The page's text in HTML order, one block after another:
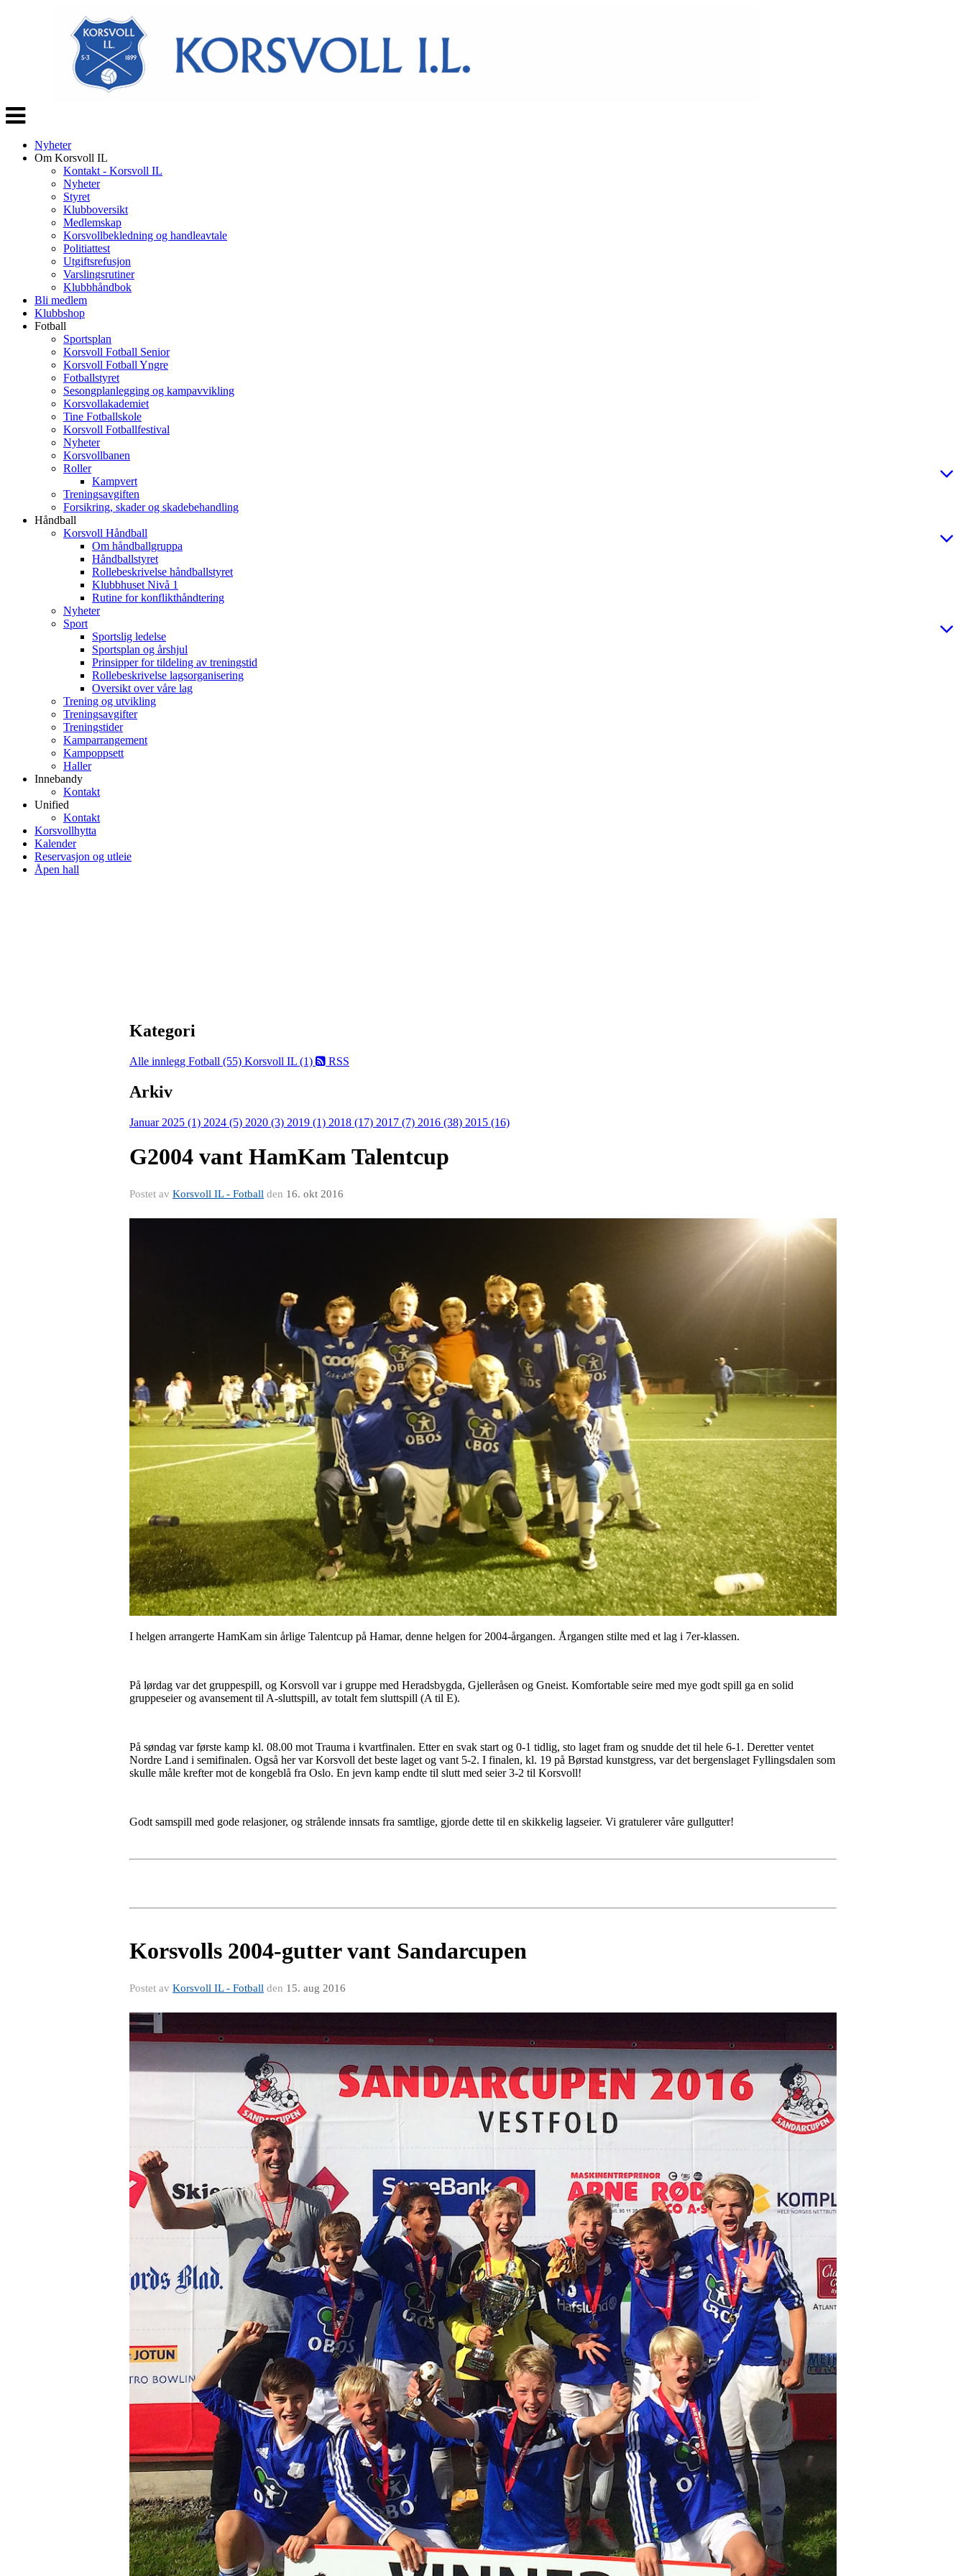
Veksle
navigasjon
Nyheter
Om Korsvoll IL
Kontakt - Korsvoll IL
Nyheter
Styret
Klubboversikt
Medlemskap
Korsvollbekledning og handleavtale
Politiattest
Utgiftsrefusjon
Varslingsrutiner
Klubbhåndbok
Bli medlem
Klubbshop
Fotball
Sportsplan
Korsvoll Fotball Senior
Korsvoll Fotball Yngre
Fotballstyret
Sesongplanlegging og kampavvikling
Korsvollakademiet
Tine Fotballskole
Korsvoll Fotballfestival
Nyheter
Korsvollbanen
Roller
Kampvert
Treningsavgiften
Forsikring, skader og skadebehandling
Håndball
Korsvoll Håndball
Om håndballgruppa
Håndballstyret
Rollebeskrivelse håndballstyret
Klubbhuset Nivå 1
Rutine for konflikthåndtering
Nyheter
Sport
Sportslig ledelse
Sportsplan og årshjul
Prinsipper for tildeling av treningstid
Rollebeskrivelse lagsorganisering
Oversikt over våre lag
Trening og utvikling
Treningsavgifter
Treningstider
Kamparrangement
Kampoppsett
Haller
Innebandy
Kontakt
Unified
Kontakt
Korsvollhytta
Kalender
Reservasjon og utleie
Åpen hall
Kategori
Alle innlegg Fotball (55) Korsvoll IL (1) RSS
Arkiv
Januar 2025 (1) 2024 (5) 2020 (3) 2019 (1) 2018 (17) 2017 (7) 2016 (38) 2015 (16)
G2004 vant HamKam Talentcup
Postet av Korsvoll IL - Fotball den 16. okt 2016
I helgen arrangerte HamKam sin årlige Talentcup på Hamar, denne helgen for 2004-årgangen. Årgangen stilte med et lag i 7er-klassen.
På lørdag var det gruppespill, og Korsvoll var i gruppe med Heradsbygda, Gjelleråsen og Gneist. Komfortable seire med mye godt spill ga en solid
gruppeseier og avansement til A-sluttspill, av totalt fem sluttspill (A til E).
På søndag var første kamp kl. 08.00 mot Trauma i kvartfinalen. Etter en svak start og 0-1 tidlig, sto laget fram og snudde det til hele 6-1. Deretter ventet
Nordre Land i semifinalen. Også her var Korsvoll det beste laget og vant 5-2. I finalen, kl. 19 på Børstad kunstgress, var det bergenslaget Fyllingsdalen som
skulle måle krefter mot de kongeblå fra Oslo. En jevn kamp endte til slutt med seier 3-2 til Korsvoll!
Godt samspill med gode relasjoner, og strålende innsats fra samtlige, gjorde dette til en skikkelig lagseier. Vi gratulerer våre gullgutter!
Korsvolls 2004-gutter vant Sandarcupen
Postet av Korsvoll IL - Fotball den 15. aug 2016